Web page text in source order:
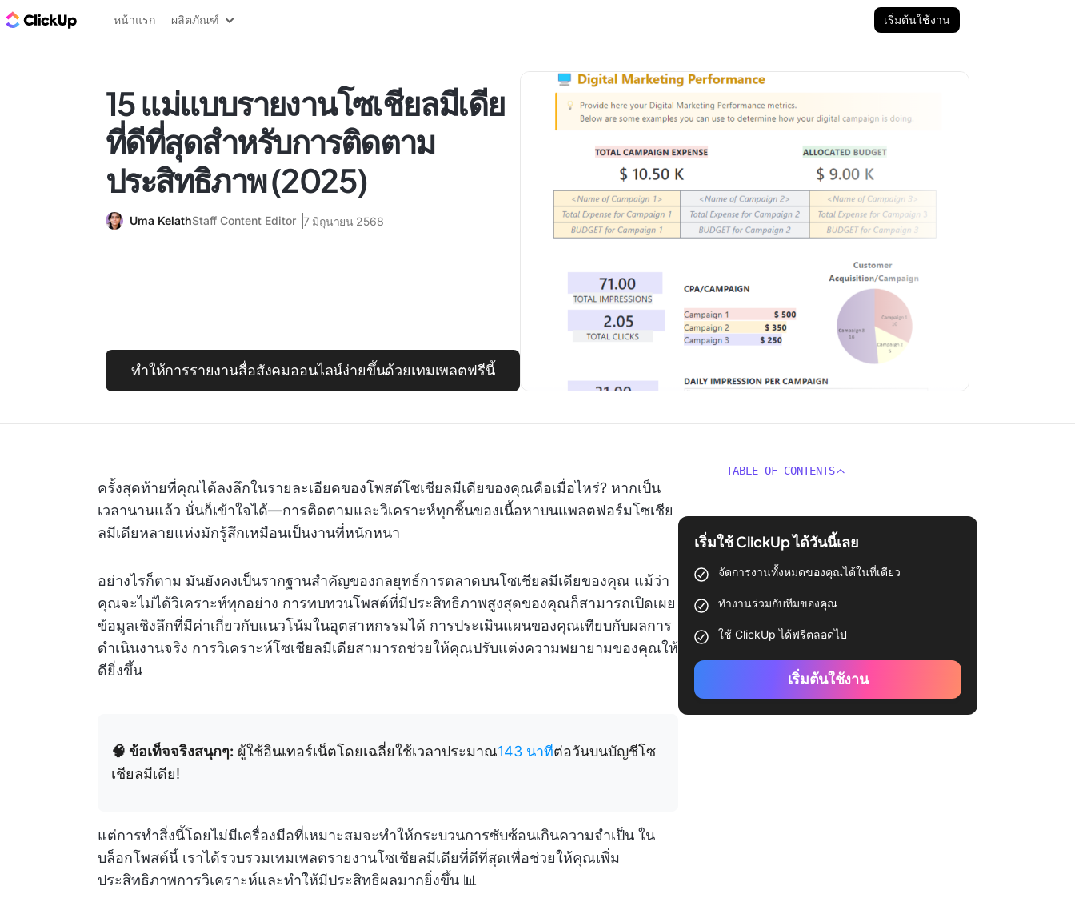
บล็อก ClickUp
หน้าแรก ผลิตภัณฑ์ เริ่มต้นใช้งาน
15 แม่แบบรายงานโซเชียลมีเดีย
ที่ดีที่สุดสำหรับการติดตาม
ประสิทธิภาพ (2025)
Uma KelathStaff Content Editor 7 มิถุนายน 2568
ทำให้การรายงานสื่อสังคมออนไลน์ง่ายขึ้นด้วยเทมเพลตฟรีนี้
ครั้งสุดท้ายที่คุณได้ลงลึกในรายละเอียดของโพสต์โซเชียลมีเดียของคุณคือเมื่อไหร่? หากเป็น
เวลานานแล้ว นั่นก็เข้าใจได้—การติดตามและวิเคราะห์ทุกชิ้นของเนื้อหาบนแพลตฟอร์มโซเชีย
ลมีเดียหลายแห่งมักรู้สึกเหมือนเป็นงานที่หนักหนา
อย่างไรก็ตาม มันยังคงเป็นรากฐานสำคัญของกลยุทธ์การตลาดบนโซเชียลมีเดียของคุณ แม้ว่า
คุณจะไม่ได้วิเคราะห์ทุกอย่าง การทบทวนโพสต์ที่มีประสิทธิภาพสูงสุดของคุณก็สามารถเปิดเผย
ข้อมูลเชิงลึกที่มีค่าเกี่ยวกับแนวโน้มในอุตสาหกรรมได้ การประเมินแผนของคุณเทียบกับผลการ
ดำเนินงานจริง การวิเคราะห์โซเชียลมีเดียสามารถช่วยให้คุณปรับแต่งความพยายามของคุณให้
ดียิ่งขึ้น
🧠 ข้อเท็จจริงสนุกๆ: ผู้ใช้อินเทอร์เน็ตโดยเฉลี่ยใช้เวลาประมาณ143 นาทีต่อวันบนบัญชีโซ
เชียลมีเดีย!
แต่การทำสิ่งนี้โดยไม่มีเครื่องมือที่เหมาะสมจะทำให้กระบวนการซับซ้อนเกินความจำเป็น ใน
บล็อกโพสต์นี้ เราได้รวบรวมเทมเพลตรายงานโซเชียลมีเดียที่ดีที่สุดเพื่อช่วยให้คุณเพิ่ม
ประสิทธิภาพการวิเคราะห์และทำให้มีประสิทธิผลมากยิ่งขึ้น 📊
TABLE OF CONTENTS
เริ่มใช้ ClickUp ได้วันนี้เลย
จัดการงานทั้งหมดของคุณได้ในที่เดียว
ทำงานร่วมกับทีมของคุณ
ใช้ ClickUp ได้ฟรีตลอดไป
เริ่มต้นใช้งาน